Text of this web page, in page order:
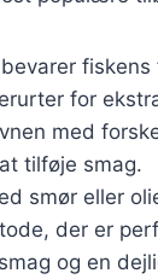
for
med
tilføje smag.
smør eller
der er
og en